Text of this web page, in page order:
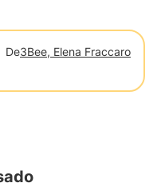
De3Bee, Elena Fraccaro